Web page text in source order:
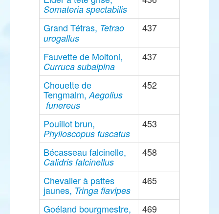
Somateria spectabilis
Grand Tétras, Tetrao
urogallus
437
Fauvette de Moltoni,
Curruca subalpina
437
Chouette de
Tengmalm,Aegolius
funereus
452
Pouillot brun,
Phylloscopus fuscatus
453
Bécasseau falcinelle,
Calidris falcinellus
458
Chevalier à pattes
jaunes, Tringa flavipes
465
Goéland bourgmestre, 469